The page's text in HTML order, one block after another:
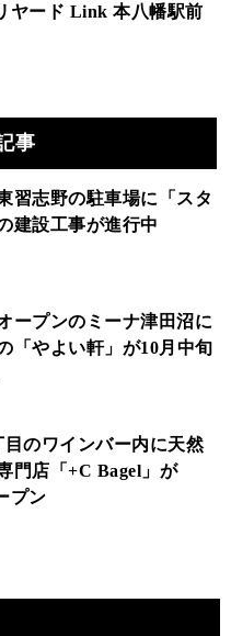
ヤード Link 本八幡駅前
事
習志野の駐車場に「スタ
建設工事が進行中
ープンのミーナ津田沼に
「やよい軒」が10月中旬
目のワインバー内に天然
門店「+C Bagel」が
プン